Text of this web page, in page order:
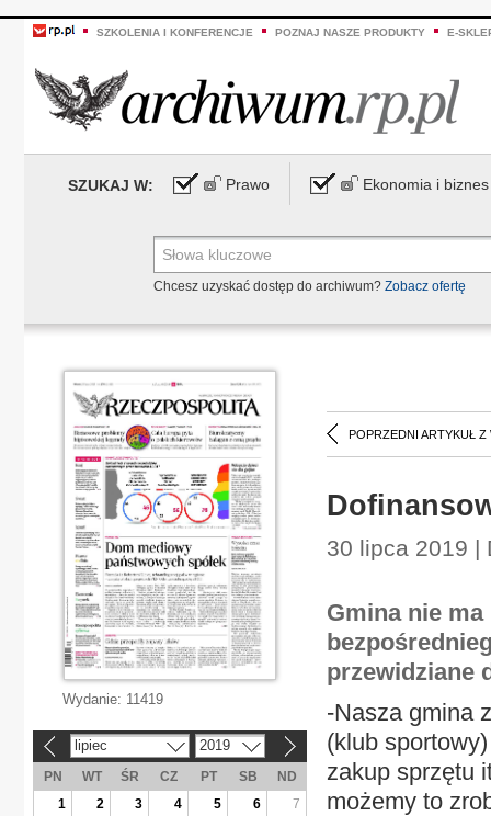
SZKOLENIA I KONFERENCJE POZNAJ NASZE PRODUKTY E-
SZUKAJ W: Prawo Ekonomia i biznes
Chcesz uzyskać dostęp do archiwum? Zobacz ofertę
POPRZEDNI ARTYKUŁ Z
30 lipca 2019 |
Gmina nie
przewidziane
-Nasza gmina
(klub
zakup sprzętu
możemy to
Wydanie: 11419
lipiec 2019
PN WT ŚR CZ PT SB
ND
1
2 3 4 5 6
7